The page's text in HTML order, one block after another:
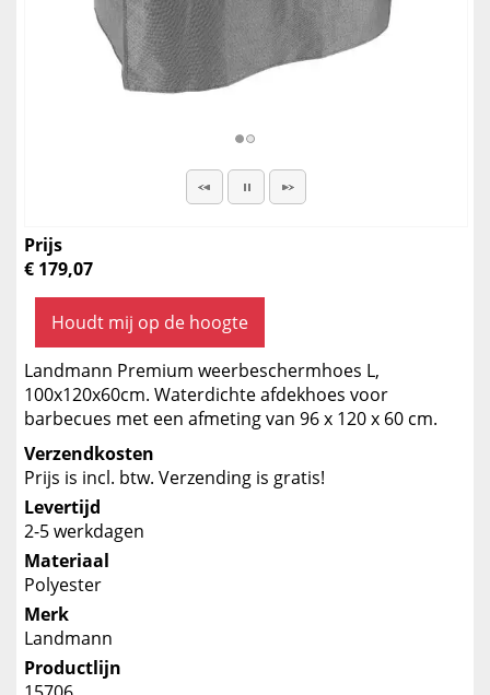
Prijs
€ 179,07
Houdt mij op de hoogte
Landmann Premium weerbeschermhoes L,
100x120x60cm. Waterdichte afdekhoes voor
barbecues met een afmeting van 96 x 120 x 60 cm.
Verzendkosten
Prijs is incl. btw. Verzending is gratis!
Levertijd
2-5 werkdagen
Materiaal
Polyester
Merk
Landmann
Productlijn